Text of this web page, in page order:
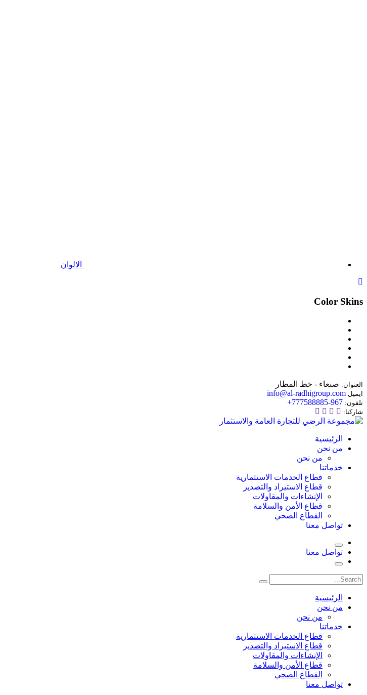
الالوان
Color Skins
العنوان: صنعاء - خط المطار
ايميل info@al-radhigroup.com
تلفون: 967-777588885+
شاركنا:
الرئيسية
من نحن
من نحن
خدماتنا
قطاع الخدمات الاستثمارية
قطاع الاستيراد والتصدير
الإنشاءات والمقاولات
قطاع الأمن والسلامة
القطاع الصحي
تواصل معنا
تواصل معنا
الرئيسية
من نحن
من نحن
خدماتنا
قطاع الخدمات الاستثمارية
قطاع الاستيراد والتصدير
الإنشاءات والمقاولات
قطاع الأمن والسلامة
القطاع الصحي
تواصل معنا